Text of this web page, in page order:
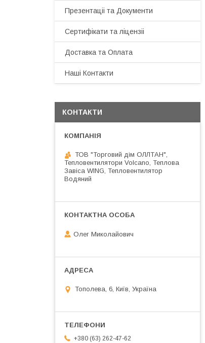
Презентаціі та Документи
Сертифікати та ліцензіі
Доставка та Оплата
Наші Контакти
КОНТАКТИ
ТОВ "Торговий дім ОЛЛТАН",
Тепловентилятори Volcano, Теплова
Завіса WING, Тепловентилятор
Водяний
Олег Миколайович
Тополева, 6, Київ, Україна
+380 (63) 262-47-62